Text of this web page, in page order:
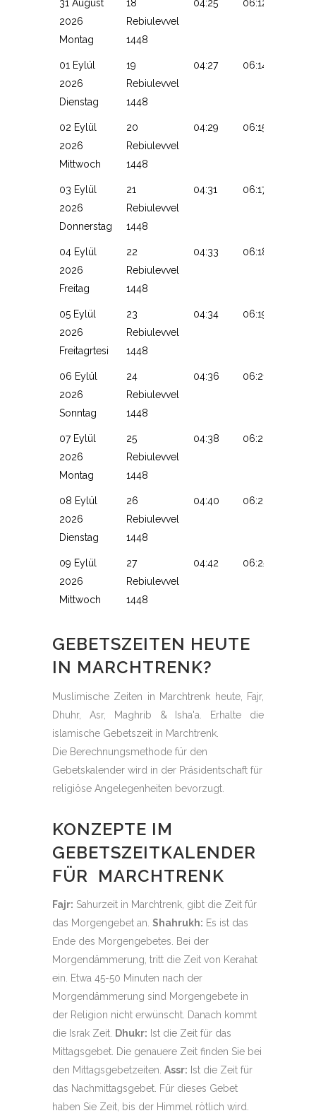
31 August
2026
Montag
18
Rebiulevvel
1448
04:25 06:12
01 Eylül
2026
Dienstag
19
Rebiulevvel
1448
04:27 06:14
02 Eylül
2026
Mittwoch
20
Rebiulevvel
1448
04:29 06:15
03 Eylül
2026
Donnerstag
21
Rebiulevvel
1448
04:31 06:17
04 Eylül
2026
Freitag
22
Rebiulevvel
1448
04:33 06:18
05 Eylül
2026
Freitagrtesi
23
Rebiulevvel
1448
04:34 06:19
06 Eylül
2026
Sonntag
24
Rebiulevvel
1448
04:36 06:21
07 Eylül
2026
Montag
25
Rebiulevvel
1448
04:38 06:22
08 Eylül
2026
Dienstag
26
Rebiulevvel
1448
04:40 06:23
09 Eylül
2026
Mittwoch
27
Rebiulevvel
1448
04:42 06:25
GEBETSZEITEN HEUTE
IN MARCHTRENK?
Muslimische Zeiten in Marchtrenk heute, Fajr,
Dhuhr, Asr, Maghrib & Isha'a. Erhalte die
islamische Gebetszeit in Marchtrenk.
Die Berechnungsmethode für den
Gebetskalender wird in der Präsidentschaft für
religiöse Angelegenheiten bevorzugt.
KONZEPTE IM
GEBETSZEITKALENDER
FÜR MARCHTRENK
Fajr: Sahurzeit in Marchtrenk, gibt die Zeit für
das Morgengebet an. Shahrukh: Es ist das
Ende des Morgengebetes. Bei der
Morgendämmerung, tritt die Zeit von Kerahat
ein. Etwa 45-50 Minuten nach der
Morgendämmerung sind Morgengebete in
der Religion nicht erwünscht. Danach kommt
die Israk Zeit.
Dhukr: Ist die Zeit für das
Mittagsgebet. Die genauere Zeit finden Sie bei
den Mittagsgebetzeiten. Assr: Ist die Zeit für
das Nachmittagsgebet. Für dieses Gebet
haben Sie Zeit, bis der Himmel rötlich wird.